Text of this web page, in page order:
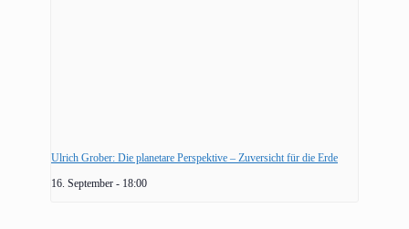
Ulrich Grober: Die planetare Perspektive – Zuversicht für die Erde
16. September - 18:00